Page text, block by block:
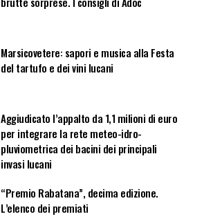
Marsicovetere: sapori e musica alla Festa
del tartufo e dei vini lucani
Aggiudicato l’appalto da 1,1 milioni di euro
per integrare la rete meteo-idro-
pluviometrica dei bacini dei principali
invasi lucani
“Premio Rabatana”, decima edizione.
L’elenco dei premiati